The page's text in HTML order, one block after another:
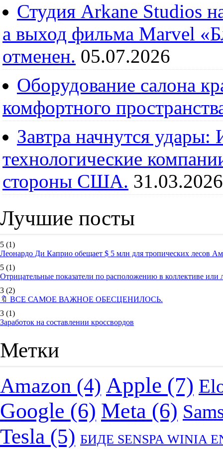
Студия Arkane Studios
а выход фильма Marvel
отменен. 05.07.2026
Оборудование салона
комфортного
Завтра начнутся
технологические
стороны США. 31.03.2026
Лучшие посты
5 (1)
Леонардо Ди Каприо обещает $ 5 млн для тропических лесов
5 (1)
Отрицательные показатели по расположению в коллективе
3 (2)
🔖 ВСЕ САМОЕ ВАЖНОЕ ОБЕСЦЕНИЛОСЬ.
3 (1)
Заработок на составлении кроссвордов
Метки
Amazon (4) Apple (7)
Google (6) Meta (6)
Tesla (5) БИДЕ SENSPA WINIA